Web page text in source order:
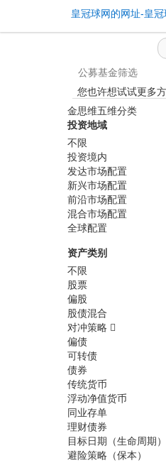
基金筛选 -皇
皇冠球网的网址-皇
公募基金筛选
您也许想试试更多
金思维五维分类
投资地域
不限
投资境内
发达市场配置
新兴市场配置
前沿市场配置
混合市场配置
全球配置
资产类别
不限
股票
偏股
股债混合
对冲策略
偏债
可转债
债券
传统货币
浮动净值货币
同业存单
理财债券
目标日期（生命周期）
避险策略（保本）